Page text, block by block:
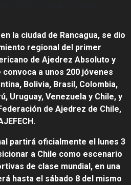
la ciudad de Rancagua, se dio
regional del primer
de Ajedrez Absoluto y
convoca a unos 200 jóvenes
Bolivia, Brasil, Colombia,
Uruguay, Venezuela y Chile, y
de Ajedrez de Chile,
partirá oficialmente el lunes 3
a Chile como escenario
de clase mundial, en una
hasta el sábado 8 del mismo